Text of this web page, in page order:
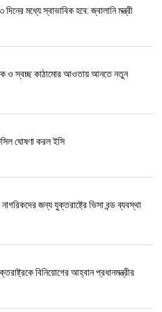
মধ্যে স্বাভাবিক হবে: জ্বালানি মন্ত্রী
ও স্বচ্ছ কাঠামোর আওতায় আনতে নতুন
ঘোষণা করল ইসি
জন্য যুক্তরাষ্ট্রে ভিসা বন্ড ব্যবস্থা
বিনিয়োগের আহ্বান প্রধানমন্ত্রীর